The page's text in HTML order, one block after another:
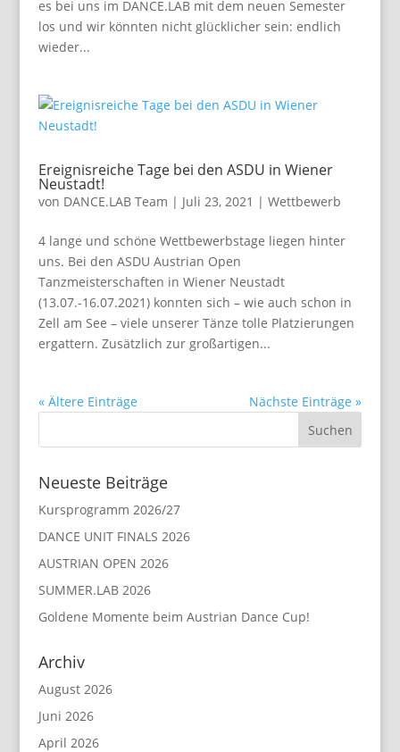
es bei uns im DANCE.LAB mit dem neuen Semester
los und wir könnten nicht glücklicher sein: endlich
wieder...
Ereignisreiche Tage bei den ASDU in Wiener
Neustadt!
von DANCE.LAB Team | Juli 23, 2021 | Wettbewerb
4 lange und schöne Wettbewerbstage liegen hinter
uns. Bei den ASDU Austrian Open
Tanzmeisterschaften in Wiener Neustadt
(13.07.-16.07.2021) konnten sich – wie auch schon in
Zell am See – viele unserer Tänze tolle Platzierungen
ergattern. Zusätzlich zur großartigen...
« Ältere Einträge Nächste Einträge »
Neueste Beiträge
Kursprogramm 2026/27
DANCE UNIT FINALS 2026
AUSTRIAN OPEN 2026
SUMMER.LAB 2026
Goldene Momente beim Austrian Dance Cup!
Archiv
August 2026
Juni 2026
April 2026